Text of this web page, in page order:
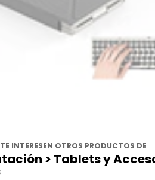
INTERESEN OTROS PRODUCTOS DE
> Tablets y